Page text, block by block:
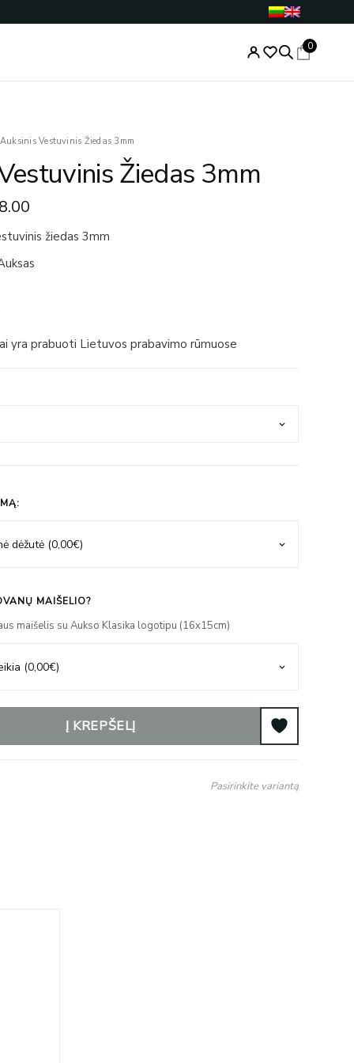
0
Vestuvinis Žiedas 3mm
Žiedas 3mm
Price
€327.00
€548.00
žiedas 3mm
yra prabuoti Lietuvos prabavimo rūmuose
MAIŠELIO?
maišelis su Aukso Klasika logotipu (16x15cm)
Į KREPŠELĮ
Pasirinkite variantą